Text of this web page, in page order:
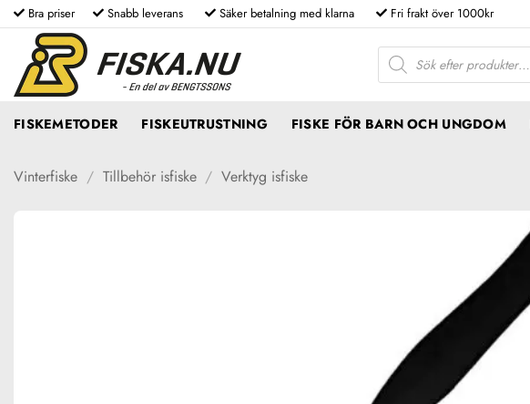
Skip
to
content
Bra priser Snabb leverans Säker betalning med klarna Fri frakt över 1000kr
Produktsökning
FISKEMETODER FISKEUTRUSTNING FISKE FÖR BARN OCH UNGDOM
Vinterfiske / Tillbehör isfiske / Verktyg isfiske